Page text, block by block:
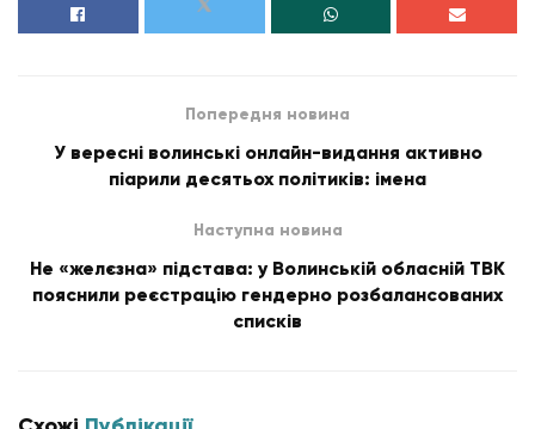
Попередня новина
У вересні волинські онлайн-видання активно
піарили десятьох політиків: імена
Наступна новина
Не «желєзна» підстава: у Волинській обласній ТВК
пояснили реєстрацію гендерно розбалансованих
списків